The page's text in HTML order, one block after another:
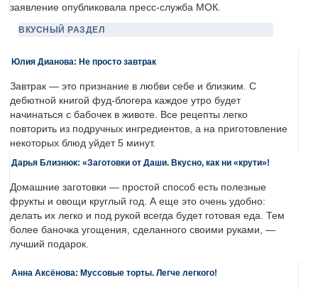
заявление опубликовала пресс-служба МОК.
ВКУСНЫЙ РАЗДЕЛ
Юлия Дианова: Не просто завтрак
Завтрак — это признание в любви себе и близким. С
дебютной книгой фуд-блогера каждое утро будет
начинаться с бабочек в животе. Все рецепты легко
повторить из подручных ингредиентов, а на приготовление
некоторых блюд уйдет 5 минут.
Дарья Близнюк: «Заготовки от Даши. Вкусно, как ни «крути»!
Домашние заготовки — простой способ есть полезные
фрукты и овощи круглый год. А еще это очень удобно:
делать их легко и под рукой всегда будет готовая еда. Тем
более баночка угощения, сделанного своими руками, —
лучший подарок.
Анна Аксёнова: Муссовые торты. Легче легкого!